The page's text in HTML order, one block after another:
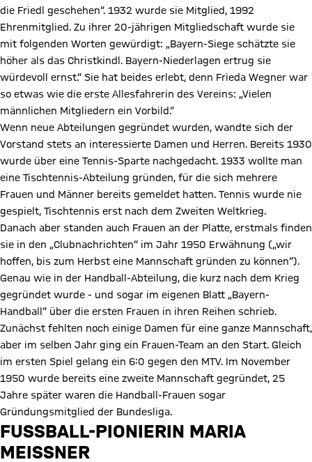
die Friedl geschehen“. 1932 wurde sie Mitglied, 1992
Ehrenmitglied. Zu ihrer 20-jährigen Mitgliedschaft wurde sie
mit folgenden Worten gewürdigt: „Bayern-Siege schätzte sie
höher als das Christkindl. Bayern-Niederlagen ertrug sie
würdevoll ernst.“ Sie hat beides erlebt, denn Frieda Wegner war
so etwas wie die erste Allesfahrerin des Vereins: „Vielen
männlichen Mitgliedern ein Vorbild.“
Wenn neue Abteilungen gegründet wurden, wandte sich der
Vorstand stets an interessierte Damen und Herren. Bereits 1930
wurde über eine Tennis-Sparte nachgedacht. 1933 wollte man
eine Tischtennis-Abteilung gründen, für die sich mehrere
Frauen und Männer bereits gemeldet hatten. Tennis wurde nie
gespielt, Tischtennis erst nach dem Zweiten Weltkrieg.
Danach aber standen auch Frauen an der Platte, erstmals finden
sie in den „Clubnachrichten“ im Jahr 1950 Erwähnung („wir
hoffen, bis zum Herbst eine Mannschaft gründen zu können“).
Genau wie in der Handball-Abteilung, die kurz nach dem Krieg
gegründet wurde - und sogar im eigenen Blatt „Bayern-
Handball“ über die ersten Frauen in ihren Reihen schrieb.
Zunächst fehlten noch einige Damen für eine ganze Mannschaft,
aber im selben Jahr ging ein Frauen-Team an den Start. Gleich
im ersten Spiel gelang ein 6:0 gegen den MTV. Im November
1950 wurde bereits eine zweite Mannschaft gegründet, 25
Jahre später waren die Handball-Frauen sogar
Gründungsmitglied der Bundesliga.
FUSSBALL-PIONIERIN MARIA M
EISSNER